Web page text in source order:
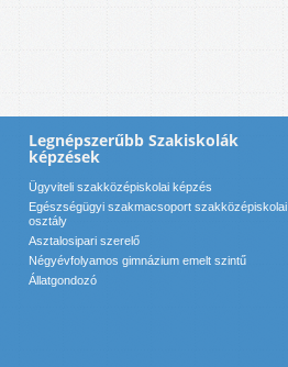
Legnépszerűbb Szakiskolák
képzések
Ügyviteli szakközépiskolai képzés
Egészségügyi szakmacsoport szakközépiskolai
osztály
Asztalosipari szerelő
Négyévfolyamos gimnázium emelt szintű
Állatgondozó